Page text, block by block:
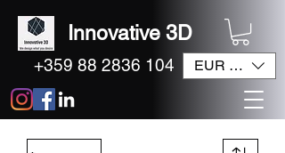
Innovative 3D
+359 88 2836 104 EUR (€)